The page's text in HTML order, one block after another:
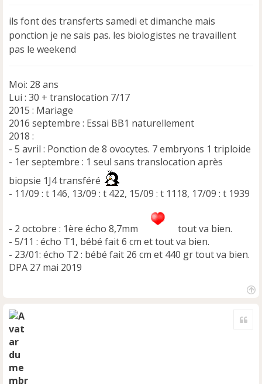
a
g
e
n
l
u
ils font des transferts samedi et dimanche mais
ponction je ne sais pas. les biologistes ne travaillent
pas le weekend
Moi: 28 ans
Lui : 30 + translocation 7/17
2015 : Mariage
2016 septembre : Essai BB1 naturellement
2018 :
- 5 avril : Ponction de 8 ovocytes. 7 embryons 1 triploide
- 1er septembre : 1 seul sans translocation après
biopsie 1J4 transféré
- 11/09 : t 146, 13/09 : t 422, 15/09 : t 1118, 17/09 : t 1939
- 2 octobre : 1ère écho 8,7mm
tout va bien.
- 5/11 : écho T1, bébé fait 6 cm et tout va bien.
- 23/01: écho T2 : bébé fait 26 cm et 440 gr tout va bien.
DPA 27 mai 2019